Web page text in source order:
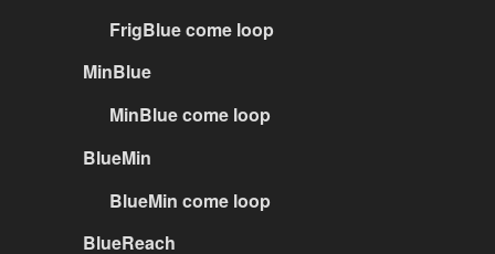
FrigBlue come loop
MinBlue
MinBlue come loop
BlueMin
BlueMin come loop
BlueReach